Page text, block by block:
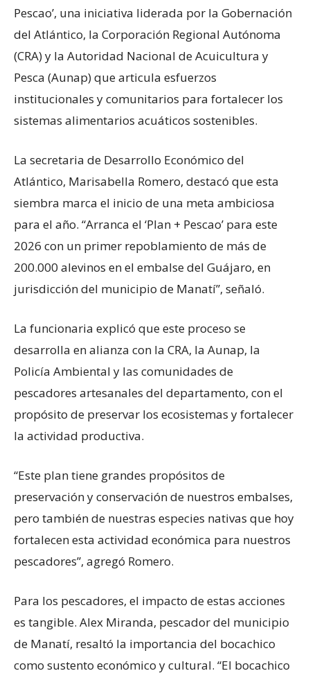
Pescao’, una iniciativa liderada por la Gobernación
del Atlántico, la Corporación Regional Autónoma
(CRA) y la Autoridad Nacional de Acuicultura y
Pesca (Aunap) que articula esfuerzos
institucionales y comunitarios para fortalecer los
sistemas alimentarios acuáticos sostenibles.
La secretaria de Desarrollo Económico del
Atlántico, Marisabella Romero, destacó que esta
siembra marca el inicio de una meta ambiciosa
para el año. “Arranca el ‘Plan + Pescao’ para este
2026 con un primer repoblamiento de más de
200.000 alevinos en el embalse del Guájaro, en
jurisdicción del municipio de Manatí”, señaló.
La funcionaria explicó que este proceso se
desarrolla en alianza con la CRA, la Aunap, la
Policía Ambiental y las comunidades de
pescadores artesanales del departamento, con el
propósito de preservar los ecosistemas y fortalecer
la actividad productiva.
“Este plan tiene grandes propósitos de
preservación y conservación de nuestros embalses,
pero también de nuestras especies nativas que hoy
fortalecen esta actividad económica para nuestros
pescadores”, agregó Romero.
Para los pescadores, el impacto de estas acciones
es tangible. Alex Miranda, pescador del municipio
de Manatí, resaltó la importancia del bocachico
como sustento económico y cultural. “El bocachico